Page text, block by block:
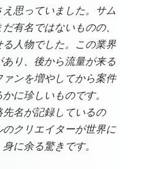
思っていました。サム
有名ではないものの、
人物でした。この業界
り、後から流量が来る
ンを増やしてから案件
に珍しいものです。
先名が記録しているの
クリエイターが世界に
に余る驚きです。